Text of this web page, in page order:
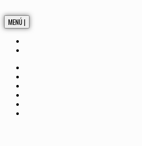
MENÚ |